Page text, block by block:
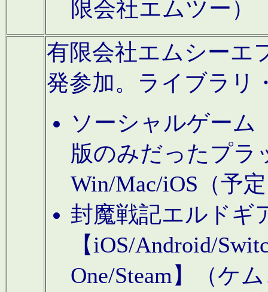
限会社エムツー）
有限会社エムシーエ
発参加。ライブラリ
ソーシャルゲーム
版のみだったプラ
Win/Mac/iOS（予
封魔戦記エルドギ
【iOS/Android/
One/Steam】（ケ